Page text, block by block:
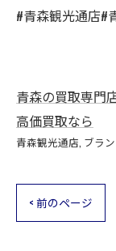
#青森観光通店#
青森の買取専門
高価買取なら
青森観光通店 ブラ
< 前のページ